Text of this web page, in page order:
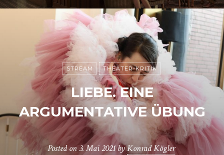
STREAM THEATER-KRITIK
LIEBE. EINE
ARGUMENTATIVE ÜBUNG
Posted on3. Mai 2021byKonrad Kögler